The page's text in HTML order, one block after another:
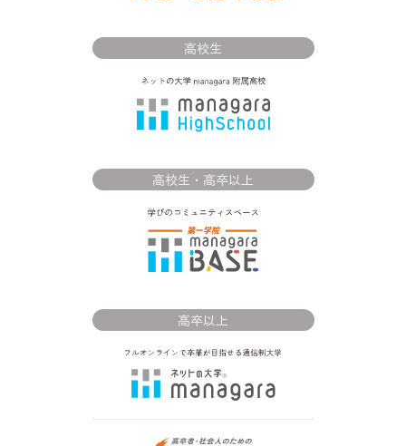
高校生
高校生・高卒以上
高卒以上